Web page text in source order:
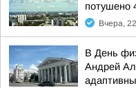
потушено
Вчера,
В День
Андрей